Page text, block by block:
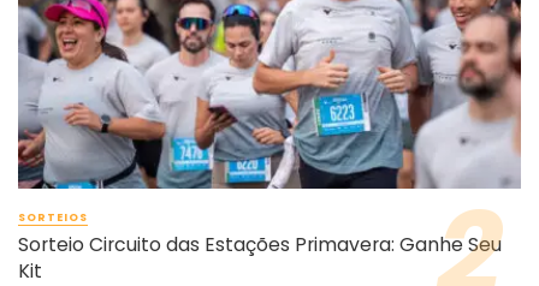
SORTEIOS
Sorteio Circuito das Estações Primavera: Ganhe Seu
Kit